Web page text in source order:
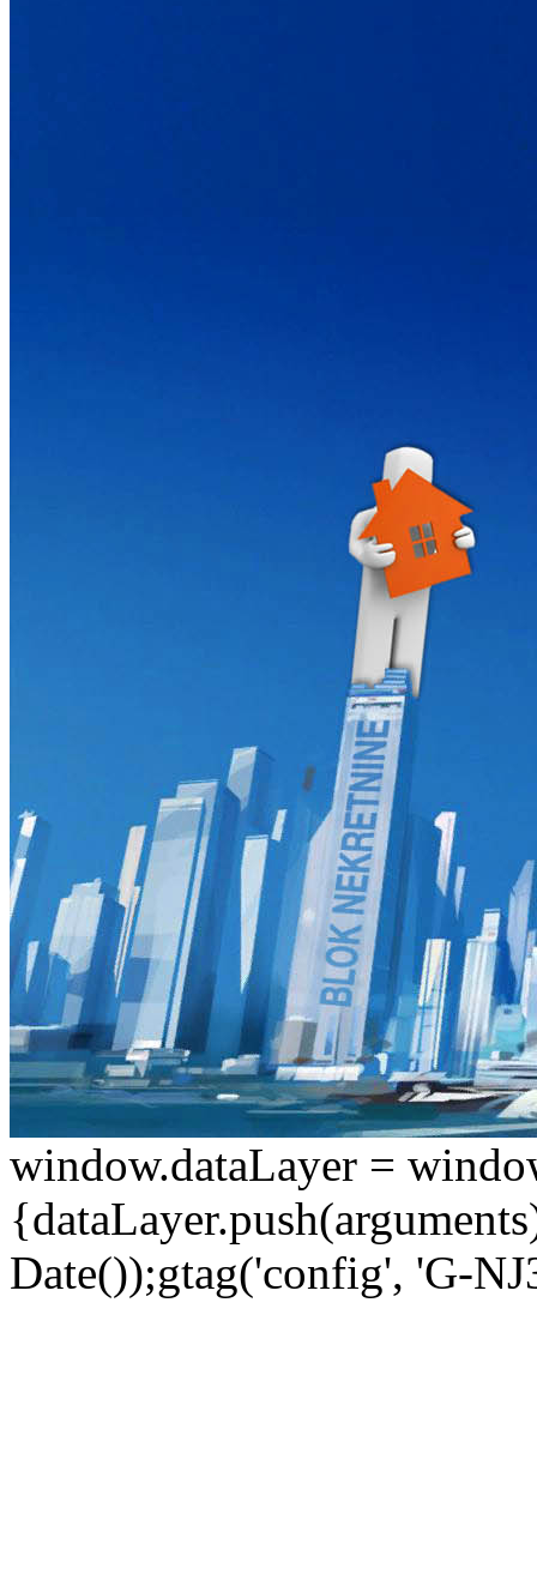
window.dataLayer =
Date());gtag('config', 'G-